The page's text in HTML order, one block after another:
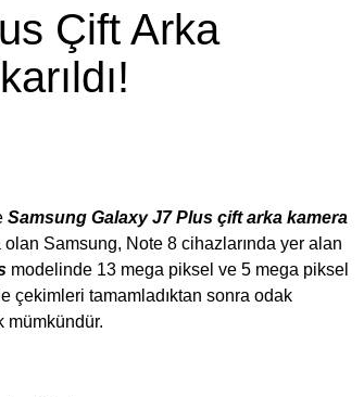
Çift Arka
Samsung Galaxy J7 Plus çift arka kamera
olan Samsung, Note 8 cihazlarında yer alan
modelinde 13 mega piksel ve 5 mega piksel
çekimleri tamamladıktan sonra odak
mümkündür.